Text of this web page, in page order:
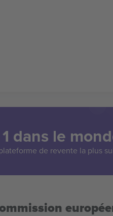
dans le
de revente la plus